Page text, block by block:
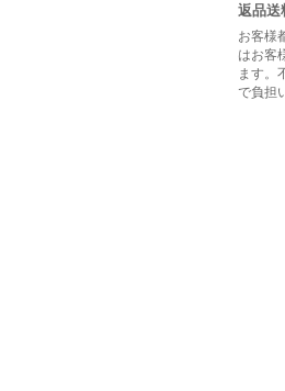
返品送
お客様
はお客
ます。
で負担